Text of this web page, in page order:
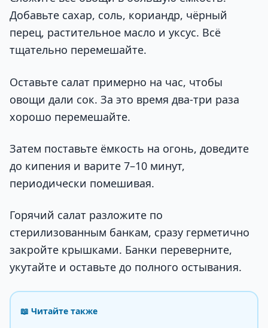
Добавьте сахар, соль, кориандр, чёрный
перец, растительное масло и уксус. Всё
тщательно перемешайте.
Оставьте салат примерно на час, чтобы
овощи дали сок. За это время два-три раза
хорошо перемешайте.
Затем поставьте ёмкость на огонь, доведите
до кипения и варите 7–10 минут,
периодически помешивая.
Горячий салат разложите по
стерилизованным банкам, сразу герметично
закройте крышками. Банки переверните,
укутайте и оставьте до полного остывания.
📖 Читайте также